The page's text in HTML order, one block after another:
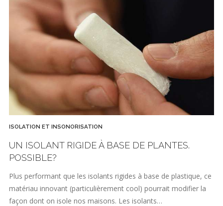
ISOLATION ET INSONORISATION
UN ISOLANT RIGIDE À BASE DE PLANTES.
POSSIBLE?
Plus performant que les isolants rigides à base de plastique, ce
matériau innovant (particulièrement cool) pourrait modifier la
façon dont on isole nos maisons. Les isolants…